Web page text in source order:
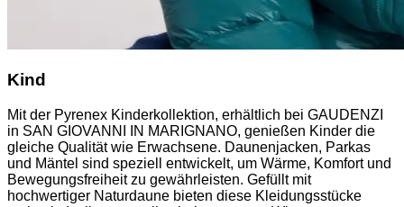
Kind
Mit der Pyrenex Kinderkollektion, erhältlich bei GAUDENZI
in SAN GIOVANNI IN MARIGNANO, genießen Kinder die
gleiche Qualität wie Erwachsene. Daunenjacken, Parkas
und Mäntel sind speziell entwickelt, um Wärme, Komfort und
Bewegungsfreiheit zu gewährleisten. Gefüllt mit
hochwertiger Naturdaune bieten diese Kleidungsstücke